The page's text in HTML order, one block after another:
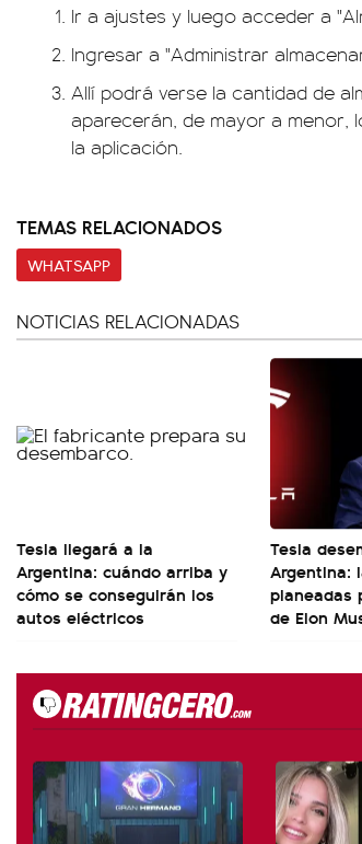
Ir a ajustes y luego acceder a
Ingresar a "Administrar
Allí podrá verse la cantidad de
aparecerán, de mayor a menor,
la aplicación.
TEMAS RELACIONADOS
WHATSAPP
NOTICIAS RELACIONADAS
Tesla llegará a la
Argentina: cuándo arriba y
cómo se conseguirán los
autos eléctricos
Tesla
Argentina:
planeadas
de Elon